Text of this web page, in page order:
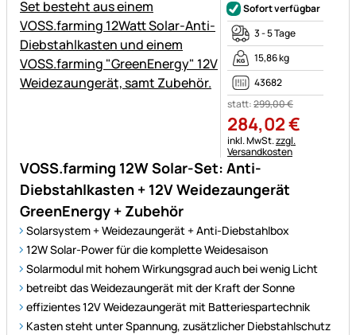
VOSS.farming 12W Solar-Set: Anti-
Diebstahlkasten + 12V Weidezaungerät
GreenEnergy + Zubehör
Solarsystem + Weidezaungerät + Anti-Diebstahlbox
12W Solar-Power für die komplette Weidesaison
Solarmodul mit hohem Wirkungsgrad auch bei wenig Licht
betreibt das Weidezaungerät mit der Kraft der Sonne
effizientes 12V Weidezaungerät mit Batteriespartechnik
Kasten steht unter Spannung, zusätzlicher Diebstahlschutz
Sofort verfügbar
3 - 5 Tage
15,86 kg
43682
statt:299,00€
284,02€
Steuerhinweis:
inkl. MwSt.zzgl.
Versandkosten